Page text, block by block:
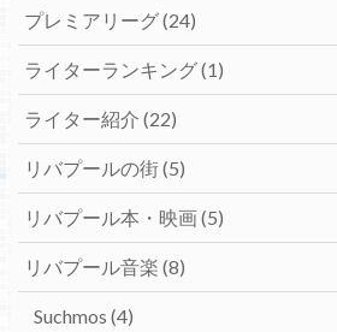
プレミアリーグ(24)
ライターランキング(1)
ライター紹介 (22)
リバプールの街(5)
リバプール本・映画(5)
リバプール音楽 (8)
Suchmos (4)